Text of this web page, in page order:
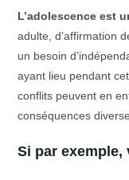
L’adolescence est
adulte, d’affirmation
un besoin
ayant lieu pendant
conflits peuvent en
conséquences
Si par exemple,